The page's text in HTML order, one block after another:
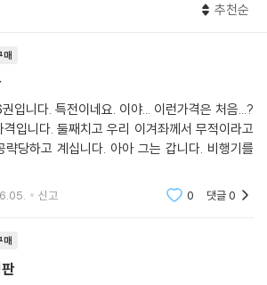
추천순
매
입니다. 특전이네요. 이야... 이런가격은 처음...?
입니다. 둘째치고 우리 이겨좌께서 무적이라고
략당하고 계십니다. 아아 그는 갑니다. 비행기를
신고 0 댓글0
매